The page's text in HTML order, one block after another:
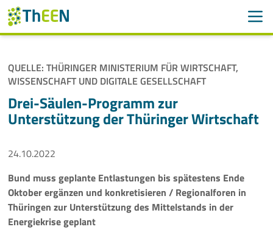
Navigation überspringen
ThEEN
Services
Aktivitäten
Veranstaltungen
QUELLE: THÜRINGER MINISTERIUM FÜR WIRTSCHAFT,
WISSENSCHAFT UND DIGITALE GESELLSCHAFT
Drei-Säulen-Programm zur
Unterstützung der Thüringer Wirtschaft
24.10.2022
Bund muss geplante Entlastungen bis spätestens Ende
Oktober ergänzen und konkretisieren / Regionalforen in
Thüringen zur Unterstützung des Mittelstands in der
Energiekrise geplant